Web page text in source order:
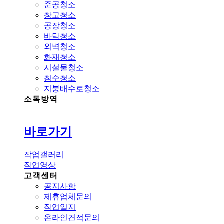
준공청소
창고청소
공장청소
바닥청소
외벽청소
화재청소
시설물청소
침수청소
지붕배수로청소
소독방역
바로가기
작업갤러리
작업영상
고객센터
공지사항
제휴업체문의
작업일지
온라인견적문의